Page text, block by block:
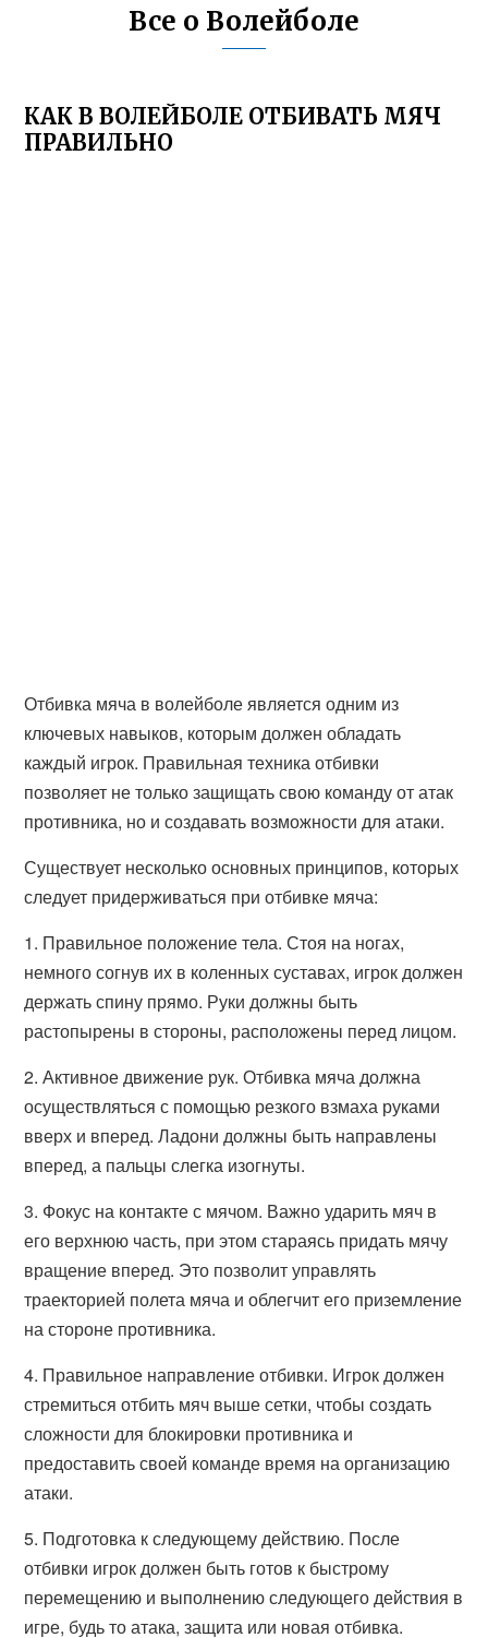
Все о Волейболе
КАК В ВОЛЕЙБОЛЕ ОТБИВАТЬ МЯЧ
ПРАВИЛЬНО
Отбивка мяча в волейболе является одним из
ключевых навыков, которым должен обладать
каждый игрок. Правильная техника отбивки
позволяет не только защищать свою команду от атак
противника, но и создавать возможности для атаки.
Существует несколько основных принципов, которых
следует придерживаться при отбивке мяча:
1. Правильное положение тела. Стоя на ногах,
немного согнув их в коленных суставах, игрок должен
держать спину прямо. Руки должны быть
растопырены в стороны, расположены перед лицом.
2. Активное движение рук. Отбивка мяча должна
осуществляться с помощью резкого взмаха руками
вверх и вперед. Ладони должны быть направлены
вперед, а пальцы слегка изогнуты.
3. Фокус на контакте с мячом. Важно ударить мяч в
его верхнюю часть, при этом стараясь придать мячу
вращение вперед. Это позволит управлять
траекторией полета мяча и облегчит его приземление
на стороне противника.
4. Правильное направление отбивки. Игрок должен
стремиться отбить мяч выше сетки, чтобы создать
сложности для блокировки противника и
предоставить своей команде время на организацию
атаки.
5. Подготовка к следующему действию. После
отбивки игрок должен быть готов к быстрому
перемещению и выполнению следующего действия в
игре, будь то атака, защита или новая отбивка.